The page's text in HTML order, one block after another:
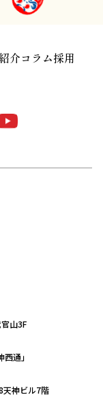
介コラム採用
山3F
通」
天神ビル7階